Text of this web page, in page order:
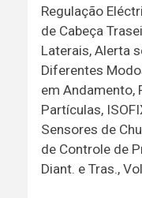
Regulação
de Cabeça
Laterais, Alerta
Diferentes
em Andamento,
Partículas,
Sensores de
de Controle de
Diant. e Tras.,